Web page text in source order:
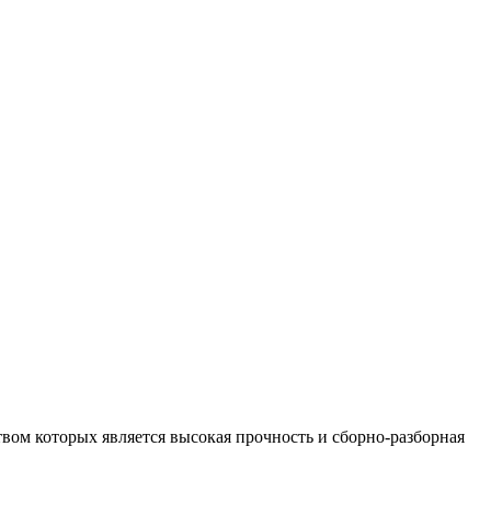
которых является высокая прочность и сборно-разборная